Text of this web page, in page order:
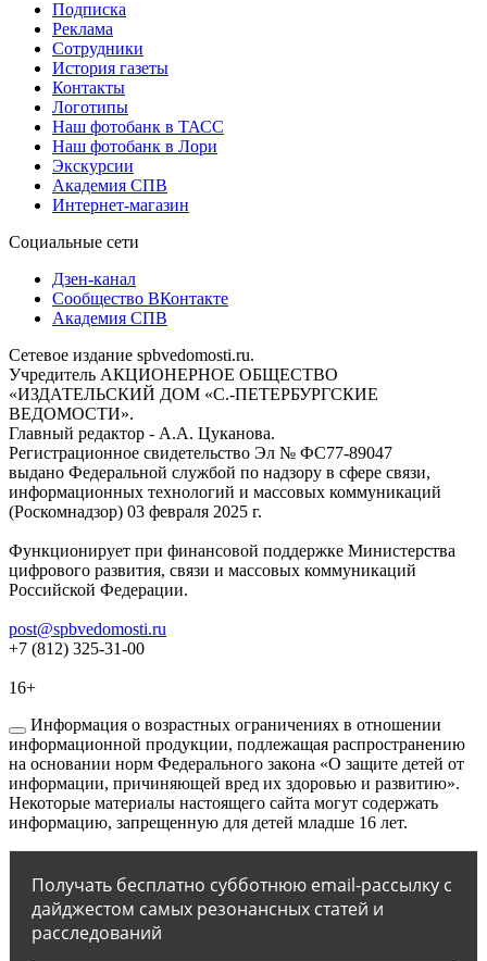
Подписка
Реклама
Сотрудники
История газеты
Контакты
Логотипы
Наш фотобанк в ТАСС
Наш фотобанк в Лори
Экскурсии
Академия СПВ
Интернет-магазин
Социальные сети
Дзен-канал
Сообщество ВКонтакте
Академия СПВ
Сетевое издание spbvedomosti.ru.
Учредитель АКЦИОНЕРНОЕ ОБЩЕСТВО
«ИЗДАТЕЛЬСКИЙ ДОМ «С.-ПЕТЕРБУРГСКИЕ
ВЕДОМОСТИ».
Главный редактор - А.А. Цуканова.
Регистрационное свидетельство Эл № ФС77-89047
выдано Федеральной службой по надзору в сфере связи,
информационных технологий и массовых коммуникаций
(Роскомнадзор) 03 февраля 2025 г.
Функционирует при финансовой поддержке Министерства
цифрового развития, связи и массовых коммуникаций
Российской Федерации.
post@spbvedomosti.ru
+7 (812) 325-31-00
16+
Информация о возрастных ограничениях в отношении
информационной продукции, подлежащая распространению
на основании норм Федерального закона «О защите детей от
информации, причиняющей вред их здоровью и развитию».
Некоторые материалы настоящего сайта могут содержать
информацию, запрещенную для детей младше 16 лет.
Получать бесплатно субботнюю email-рассылку с
дайджестом самых резонансных статей и
расследований